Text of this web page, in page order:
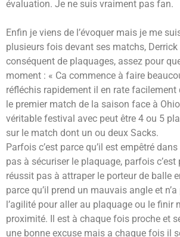
évaluation. Je ne suis vraiment pas fan.
Enfin je viens de l’évoquer mais je me
plusieurs fois devant ses matchs,
conséquent de plaquages, assez pour
moment : « Ca commence à faire
réfléchis rapidement il en rate facilement
le premier match de la saison face à
véritable festival avec peut être 4 ou 5
sur le match dont un ou deux Sacks.
Parfois c’est parce qu’il est empêtré
pas à sécuriser le plaquage, parfois c’est
réussit pas à attraper le porteur de balle
parce qu’il prend un mauvais angle et
l’agilité pour aller au plaquage ou le finir
proximité. Il est à chaque fois proche et
une bonne excuse mais a chaque fois il